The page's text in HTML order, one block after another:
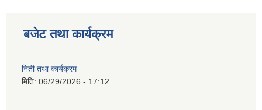
बजेट तथा कार्यक्रम
निती तथा कार्यक्रम
मिति: 06/29/2026 - 17:12